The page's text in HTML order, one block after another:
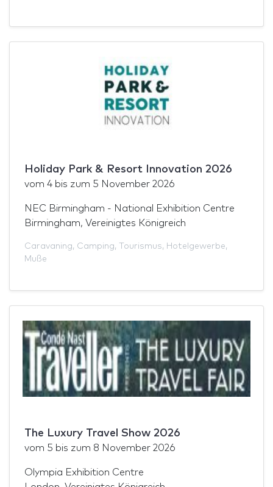
Holiday Park & Resort Innovation 2026
vom 4 bis zum 5 November 2026
NEC Birmingham - National Exhibition Centre
Birmingham, Vereinigtes Königreich
Caravaning, Camping, Tourismus, Hotelgewerbe,
Muße
The Luxury Travel Show 2026
vom 5 bis zum 8 November 2026
Olympia Exhibition Centre